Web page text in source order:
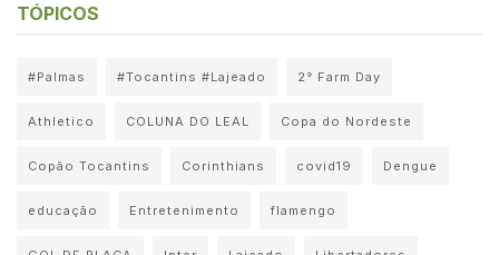
TÓPICOS
#Palmas #Tocantins #Lajeado 2° Farm Day
Athletico COLUNA DO LEAL Copa do Nordeste
Copão Tocantins Corinthians covid19 Dengue
educação Entretenimento flamengo